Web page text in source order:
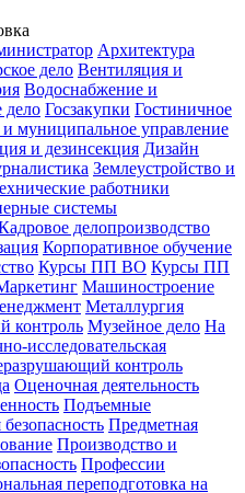
Архитектура
дело Вентиляция и
Водоснабжение и
дело Госзакупки Гостиничное
и муниципальное управление
и дезинсекция Дизайн
Землеустройство и
работники
системы
делопроизводство
Корпоративное обучение
Курсы ПП ВО Курсы ПП
Машиностроение
Металлургия
контроль Музейное дело На
исследовательская
контроль
Оценочная деятельность
Подъемные
Предметная
Производство и
Профессии
переподготовка на